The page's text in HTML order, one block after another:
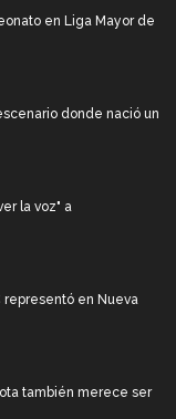
en Liga Mayor de
donde nació un
la voz" a
representó en Nueva
también merece ser